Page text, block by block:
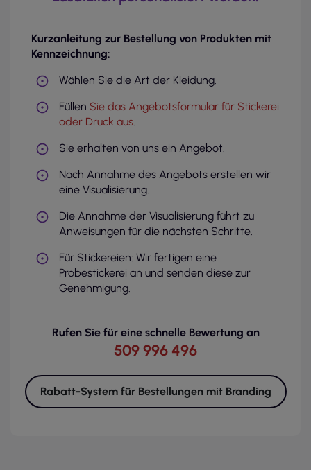
Kurzanleitung zur Bestellung von Produkten mit
Kennzeichnung:
Wählen Sie die Art der Kleidung.
Füllen Sie das Angebotsformular für Stickerei
oder Druck aus.
Sie erhalten von uns ein Angebot.
Nach Annahme des Angebots erstellen wir
eine Visualisierung.
Die Annahme der Visualisierung führt zu
Anweisungen für die nächsten Schritte.
Für Stickereien: Wir fertigen eine
Probestickerei an und senden diese zur
Genehmigung.
Rufen Sie für eine schnelle Bewertung an
509 996 496
Rabatt-System für Bestellungen mit Branding